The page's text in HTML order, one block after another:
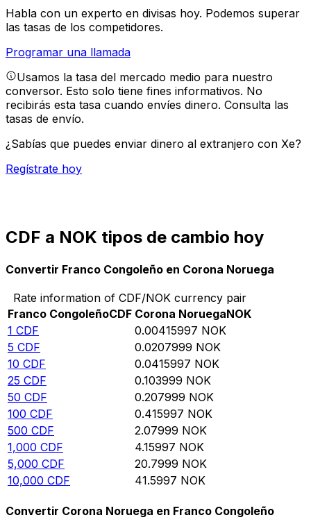
Habla con un experto en divisas hoy. Podemos superar
las tasas de los competidores.
Programar una llamada
Usamos la tasa del mercado medio para nuestro
conversor. Esto solo tiene fines informativos. No
recibirás esta tasa cuando envíes dinero. Consulta las
tasas de envío.
¿Sabías que puedes enviar dinero al extranjero con Xe?
Regístrate hoy
CDF a NOK tipos de cambio hoy
Convertir Franco Congoleño en Corona Noruega
Rate information of CDF/NOK currency pair
Franco CongoleñoCDF Corona NoruegaNOK
1 CDF 0.00415997 NOK
5 CDF 0.0207999 NOK
10 CDF 0.0415997 NOK
25 CDF 0.103999 NOK
50 CDF 0.207999 NOK
100 CDF 0.415997 NOK
500 CDF 2.07999 NOK
1,000 CDF 4.15997 NOK
5,000 CDF 20.7999 NOK
10,000 CDF 41.5997 NOK
Convertir Corona Noruega en Franco Congoleño